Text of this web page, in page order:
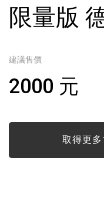
限量版
建議售價
2000 元
取得更